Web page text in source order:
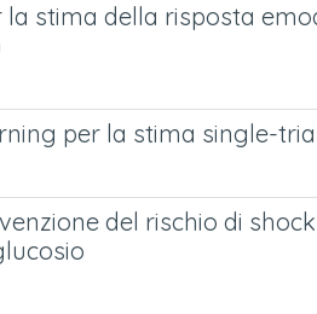
la stima della risposta
per la stima single-
del rischio di